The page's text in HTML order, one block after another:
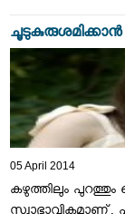
05 April 2014
കഴുത്തിലും